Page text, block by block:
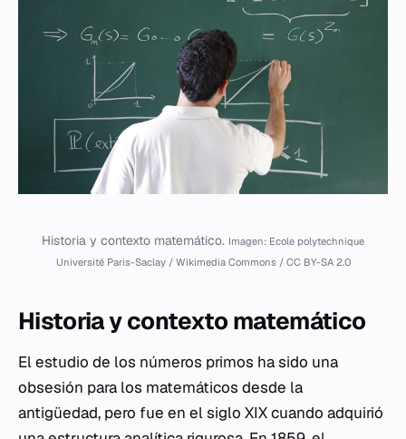
Historia y contexto matemático. Imagen: Ecole polytechnique
Université Paris-Saclay / Wikimedia Commons / CC BY-SA 2.0
Historia y contexto matemático
El estudio de los números primos ha sido una
obsesión para los matemáticos desde la
antigüedad, pero fue en el siglo XIX cuando adquirió